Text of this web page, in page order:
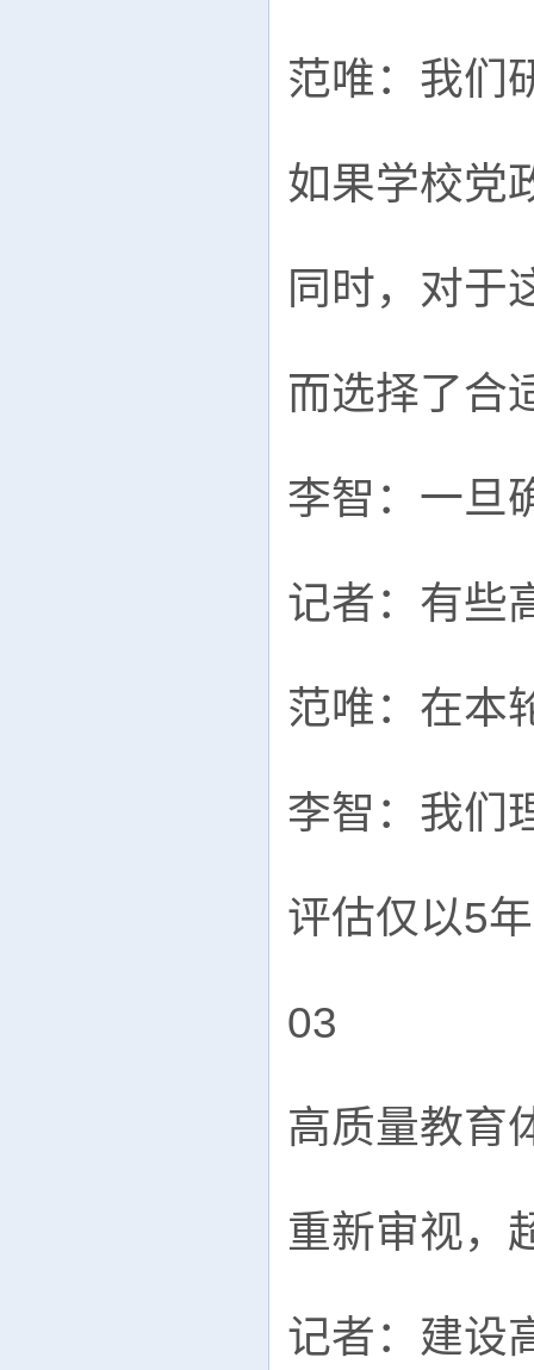
范唯：我们
如果学校党
同时，对于
而选择了合
李智：一旦
记者：有些
范唯：在本
李智：我们
评估仅以5
03
高质量教育
重新审视，
记者：建设